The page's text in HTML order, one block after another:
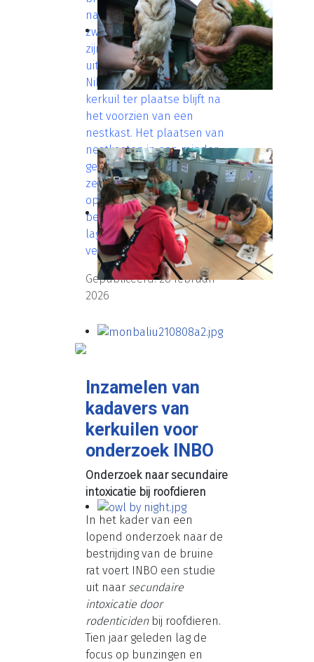
naburige locatie, of op
zwerftocht (op doortrek)
zijn als het om een jonge
uitgevlogen kerkuil gaat...
Niks garandeert dat die
kerkuil ter plaatse blijft na
het voorzien van een
nestkast. Het plaatsen van
nestkasten in een minder
geschikte omgeving kan
zelfs een negatief resultaat
opleveren: een te lage
bezettingsgraad, een zeer
lage reproductie en een
veel hoger sterftecijfer.
Gepubliceerd: 28 februari
2026
Inzamelen van
kadavers van
kerkuilen voor
onderzoek INBO
Onderzoek naar secundaire
intoxicatie bij roofdieren
In het kader van een
lopend onderzoek naar de
bestrijding van de bruine
rat voert INBO een studie
uit naar secundaire
intoxicatie door
rodenticidenbij roofdieren.
Tien jaar geleden lag de
focus op bunzingen en